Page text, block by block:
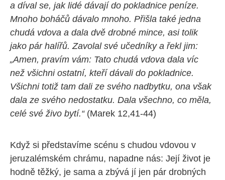
a díval se, jak lidé dávají do pokladnice peníze.
Mnoho boháčů dávalo mnoho. Přišla také jedna
chudá vdova a dala dvě drobné mince, asi tolik
jako pár halířů. Zavolal své učedníky a řekl jim:
„Amen, pravím vám: Tato chudá vdova dala víc
než všichni ostatní, kteří dávali do pokladnice.
Všichni totiž tam dali ze svého nadbytku, ona však
dala ze svého nedostatku. Dala všechno, co měla,
celé své živo bytí.“(Marek 12,41-44)
Když si představíme scénu s chudou vdovou v
jeruzalémském chrámu, napadne nás: Její život je
hodně těžký, je sama a zbývá jí jen pár drobných